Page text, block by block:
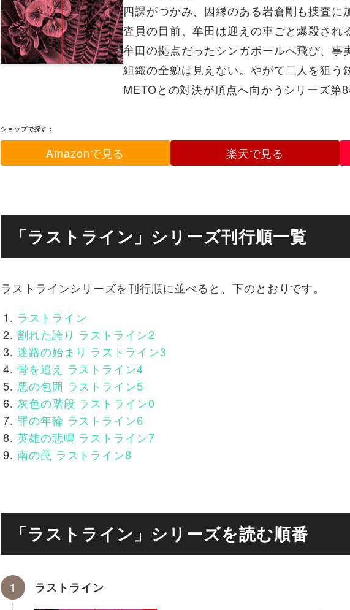
四課がつかみ、因縁のある岩倉剛も捜査に
査員の目前、牟田は迎えの車ごと爆殺され
牟田の拠点だったシンガポールへ飛び、事
組織の全貌は見えない。やがて二人を狙う
METOとの対決が頂点へ向かうシリーズ第8
ショップで探す：
Amazonで見る 楽天で見る
「ラストライン」シリーズ刊行順一覧
ラストラインシリーズを刊行順に並べると、下のとおりです。
ラストライン
割れた誇り ラストライン2
迷路の始まり ラストライン3
骨を追え ラストライン4
悪の包囲 ラストライン5
灰色の階段 ラストライン0
罪の年輪 ラストライン6
英雄の悲鳴 ラストライン7
南の罠 ラストライン8
「ラストライン」シリーズを読む順番
ラストライン